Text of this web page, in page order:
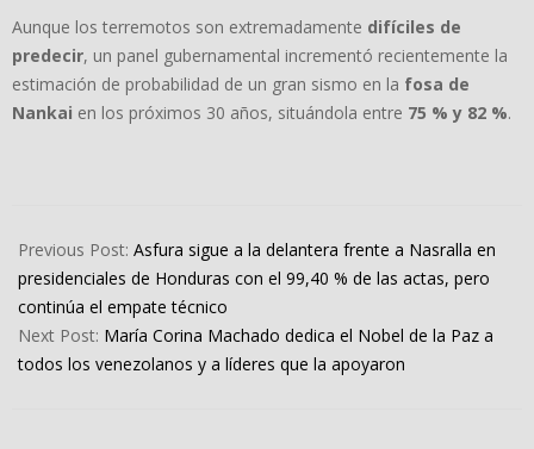
Aunque los terremotos son extremadamente difíciles de
predecir, un panel gubernamental incrementó recientemente la
estimación de probabilidad de un gran sismo en la fosa de
Nankai en los próximos 30 años, situándola entre 75 % y 82 %.
12-
09
Previous Post: Asfura sigue a la delantera frente a Nasralla en
presidenciales de Honduras con el 99,40 % de las actas, pero
continúa el empate técnico
Next Post: María Corina Machado dedica el Nobel de la Paz a
todos los venezolanos y a líderes que la apoyaron